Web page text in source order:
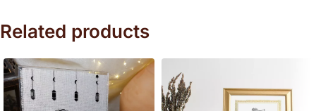
Related products